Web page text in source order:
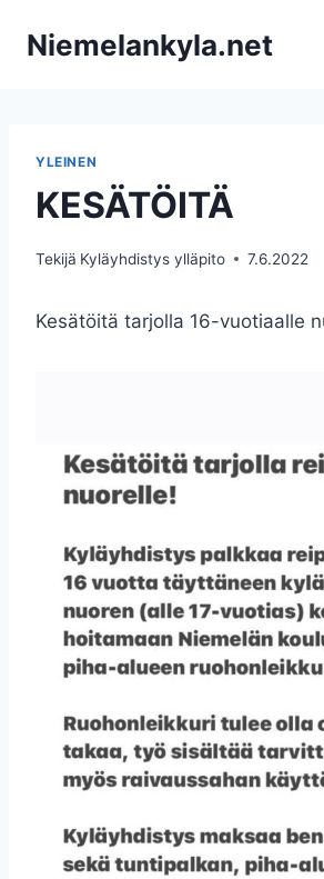
sisältöön
Niemelankyla.net
YLEINEN
KESÄTÖITÄ
Tekijä Kyläyhdistys ylläpito 7.6.2022
Kesätöitä tarjolla 16-vuotiaalle